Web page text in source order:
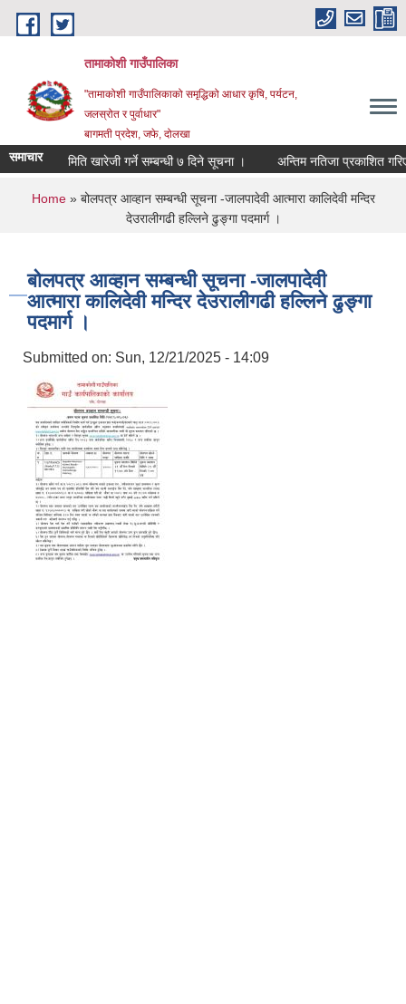
Skip to main content
तामाकोशी गाउँपालिका
"तामाकोशी गाउँपालिकाको समृद्धिको आधार कृषि, पर्यटन,
जलस्रोत र पुर्वाधार"
बागमती प्रदेश, जफे, दोलखा
समाचारसमिति खारेजी गर्ने सम्बन्धी ७ दिने सूचना । अन्तिम नतिजा प्रकाशित
You are here
Home» बोलपत्र आव्हान सम्बन्धी सूचना -जालपादेवी आत्मारा कालिदेवी मन्दिर
देउरालीगढी हल्लिने ढुङ्गा पदमार्ग ।
बोलपत्र आव्हान सम्बन्धी सूचना -जालपादेवी
आत्मारा कालिदेवी मन्दिर देउरालीगढी हल्लिने ढुङ्गा
पदमार्ग ।
Submitted on: Sun, 12/21/2025 - 14:09